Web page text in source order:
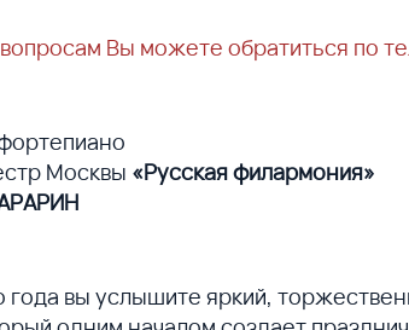
Вы можете обратиться по
Москвы «Русская филармония»
года вы услышите яркий,